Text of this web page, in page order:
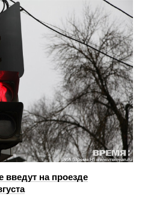
на проезде